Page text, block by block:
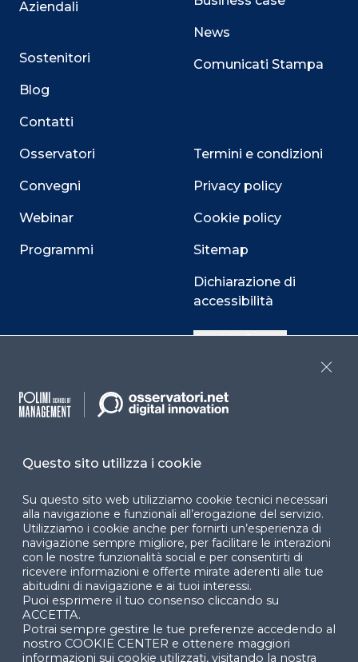
Aziendali
Sostenitori
Blog
Contatti
Osservatori
Convegni
Webinar
Programmi
News
Comunicati Stampa
Termini e condizioni
Privacy policy
Cookie policy
Sitemap
Dichiarazione di
accessibilità
Cookie Center
Facebook LinkedIn
© 2024 Copyright © Politecnico di Milano Dipartimento
di Ingegneria Gestionale
Questo sito utilizza i cookie
Su questo sito web utilizziamo cookie tecnici necessari
alla navigazione e funzionali all’erogazione del servizio.
Utilizziamo i cookie anche per fornirti un’esperienza di
navigazione sempre migliore, per facilitare le interazioni
con le nostre funzionalità social e per consentirti di
ricevere informazioni e offerte mirate aderenti alle tue
abitudini di navigazione e ai tuoi interessi.
Puoi esprimere il tuo consenso cliccando su
ACCETTA.
Potrai sempre gestire le tue preferenze accedendo al
nostro COOKIE CENTER e ottenere maggiori
informazioni sui cookie utilizzati, visitando la nostra